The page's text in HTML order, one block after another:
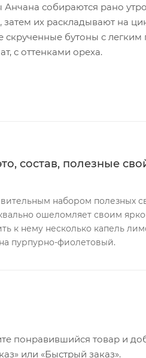
собираются рано
их раскладывают на
скрученные бутоны с
с оттенками ореха.
состав, полезные
набором полезных
ошеломляет своим
к нему несколько капель
пурпурно-фиолетовый.
понравившийся товар и
или «Быстрый заказ».